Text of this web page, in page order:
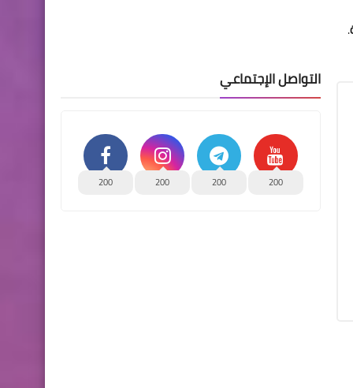
.
التواصل الإجتماعي
200
200
200
200